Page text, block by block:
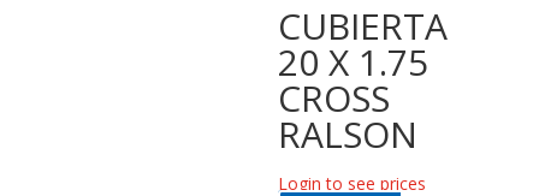
CUBIERTA
20 X 1.75
CROSS
RALSON
Login to see prices